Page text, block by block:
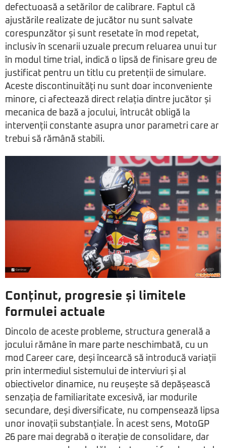
defectuoasă a setărilor de calibrare. Faptul că
ajustările realizate de jucător nu sunt salvate
corespunzător și sunt resetate în mod repetat,
inclusiv în scenarii uzuale precum reluarea unui tur
în modul time trial, indică o lipsă de finisare greu de
justificat pentru un titlu cu pretenții de simulare.
Aceste discontinuități nu sunt doar inconveniente
minore, ci afectează direct relația dintre jucător și
mecanica de bază a jocului, întrucât obligă la
intervenții constante asupra unor parametri care ar
trebui să rămână stabili.
Conținut, progresie și limitele
formulei actuale
Dincolo de aceste probleme, structura generală a
jocului rămâne în mare parte neschimbată, cu un
mod Career care, deși încearcă să introducă variații
prin intermediul sistemului de interviuri și al
obiectivelor dinamice, nu reușește să depășească
senzația de familiaritate excesivă, iar modurile
secundare, deși diversificate, nu compensează lipsa
unor inovații substanțiale. În acest sens, MotoGP
26 pare mai degrabă o iterație de consolidare, dar